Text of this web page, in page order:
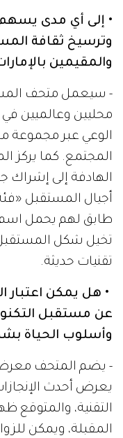
• إلى أي مدى
وترسيخ ثقافة
والمقيمين
- سيعمل متحف
محليين وعالميين
الوعي عبر مجموعة
المجتمع. كما يركز
الهادفة إلى إشراك
أجيال المستقبل
طابق لهم يحمل
تخيل شكل المستقبل
تقنيات حديثة.
• هل يمكن اعتبار
عن مستقبل
وأسلوب الحياة
- يضم المتحف معرض
يعرض أحدث
التقنية، والمتوقع
المقبلة، ويمكن